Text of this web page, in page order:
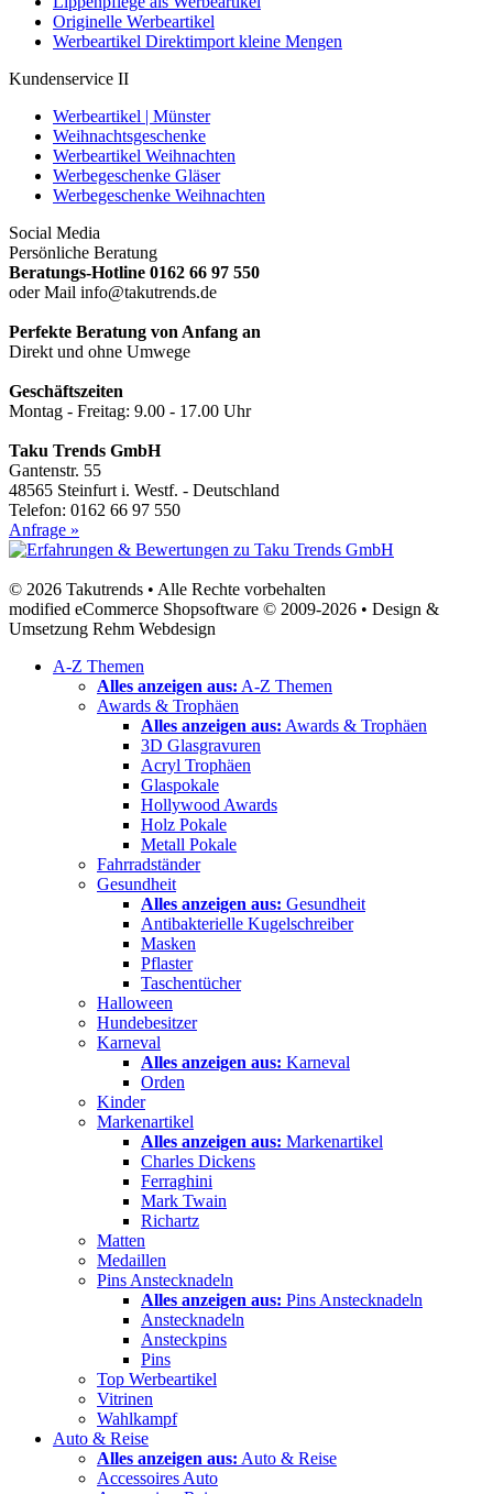
Originelle Werbeartikel
Werbeartikel Direktimport kleine Mengen
Kundenservice II
Werbeartikel | Münster
Weihnachtsgeschenke
Werbeartikel Weihnachten
Werbegeschenke Gläser
Werbegeschenke Weihnachten
Social Media
Persönliche Beratung
Beratungs-Hotline 0162 66 97 550
oder Mail info@takutrends.de
Perfekte Beratung von Anfang an
Direkt und ohne Umwege
Geschäftszeiten
Montag - Freitag: 9.00 - 17.00 Uhr
Taku Trends GmbH
Gantenstr. 55
48565 Steinfurt i. Westf. - Deutschland
Telefon: 0162 66 97 550
Anfrage »
© 2026 Takutrends • Alle Rechte vorbehalten
modified eCommerce Shopsoftware © 2009-2026 • Design &
Umsetzung Rehm Webdesign
A-Z Themen
Alles anzeigen aus: A-Z Themen
Awards & Trophäen
Alles anzeigen aus: Awards & Trophäen
3D Glasgravuren
Acryl Trophäen
Glaspokale
Hollywood Awards
Holz Pokale
Metall Pokale
Fahrradständer
Gesundheit
Alles anzeigen aus: Gesundheit
Antibakterielle Kugelschreiber
Masken
Pflaster
Taschentücher
Halloween
Hundebesitzer
Karneval
Alles anzeigen aus: Karneval
Orden
Kinder
Markenartikel
Alles anzeigen aus: Markenartikel
Charles Dickens
Ferraghini
Mark Twain
Richartz
Matten
Medaillen
Pins Anstecknadeln
Alles anzeigen aus: Pins Anstecknadeln
Anstecknadeln
Ansteckpins
Pins
Top Werbeartikel
Vitrinen
Wahlkampf
Auto & Reise
Alles anzeigen aus: Auto & Reise
Accessoires Auto